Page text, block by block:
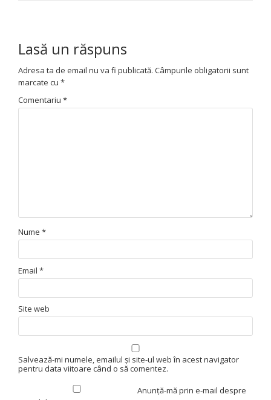
Lasă un răspuns
Adresa ta de email nu va fi publicată. Câmpurile obligatorii sunt
marcate cu *
Comentariu *
Nume *
Email *
Site web
Salvează-mi numele, emailul și site-ul web în acest navigator
pentru data viitoare când o să comentez.
Anunță-mă prin e-mail despre